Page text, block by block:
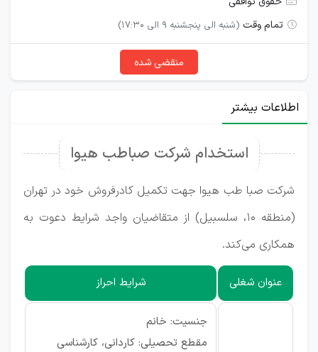
تمام وقت (شنبه الی پنجشنبه 9 الی 17:30)
منقضی شده
اطلاعات بیشتر
استخدام شرکت صباطب هیوا
شرکت صبا طب هیوا جهت تکمیل کادرفروش خود در تهران
(منطقه ۱۰، سلسبیل) از متقاضیان واجد شرایط دعوت به
همکاری می‌کند.
عنوان شغلی شرایط احراز
جنسیت: خانم
مقطع تحصیلی: کاردانی، کارشناسی